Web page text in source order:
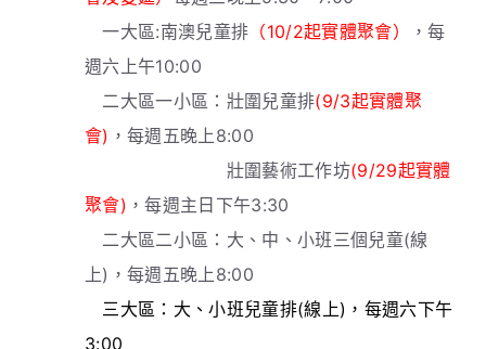
一大區:南澳兒童排 （10/2起實體聚會）
，每
週六上午10:00
二大區一小區：壯圍兒童排(9/3起實體聚
會) ，每週五晚上8:00
壯圍藝術工作坊(9/29起實體
聚會) ，每週主日下午3:30
二大區二小區：大、中、小班三個兒童(線
上)，每週五晚上8:00
三大區：大、小班兒童排(線上)，每週六下午
3:00